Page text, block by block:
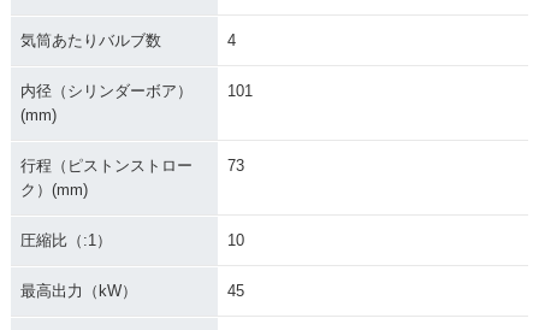
気筒あたりバルブ数 4
内径（シリンダーボア）
(mm)
101
行程（ピストンストロー
ク）(mm)
73
圧縮比（:1） 10
最高出力（kW） 45